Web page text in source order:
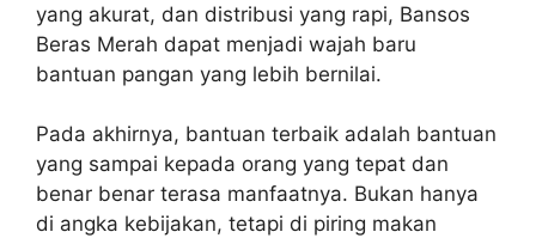
yang akurat, dan distribusi yang rapi, Bansos
Beras Merah dapat menjadi wajah baru
bantuan pangan yang lebih bernilai.
Pada akhirnya, bantuan terbaik adalah bantuan
yang sampai kepada orang yang tepat dan
benar benar terasa manfaatnya. Bukan hanya
di angka kebijakan, tetapi di piring makan